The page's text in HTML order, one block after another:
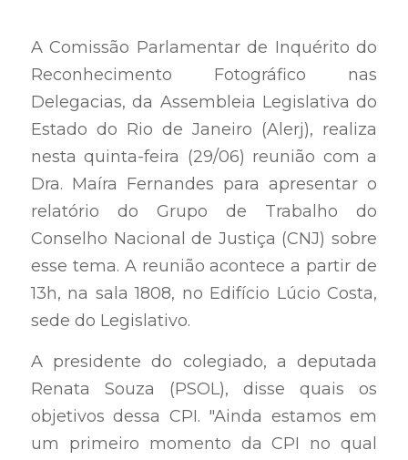
A Comissão Parlamentar de Inquérito do
Reconhecimento Fotográfico nas
Delegacias, da Assembleia Legislativa do
Estado do Rio de Janeiro (Alerj), realiza
nesta quinta-feira (29/06) reunião com a
Dra. Maíra Fernandes para apresentar o
relatório do Grupo de Trabalho do
Conselho Nacional de Justiça (CNJ) sobre
esse tema. A reunião acontece a partir de
13h, na sala 1808, no Edifício Lúcio Costa,
sede do Legislativo.
A presidente do colegiado, a deputada
Renata Souza (PSOL), disse quais os
objetivos dessa CPI. "Ainda estamos em
um primeiro momento da CPI no qual